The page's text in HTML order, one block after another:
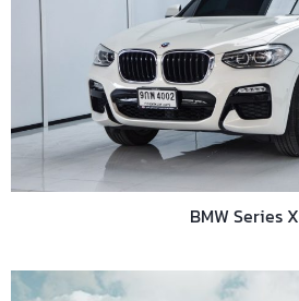
BMW Series X